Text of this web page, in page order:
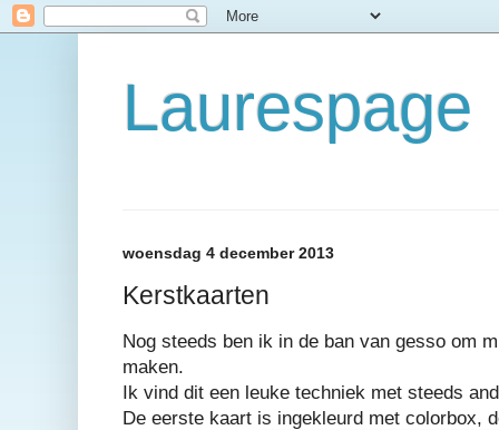
Laurespage
woensdag 4 december 2013
Kerstkaarten
Nog steeds ben ik in de ban van gesso om
maken.
Ik vind dit een leuke techniek met steeds
De eerste kaart is ingekleurd met colorbox,